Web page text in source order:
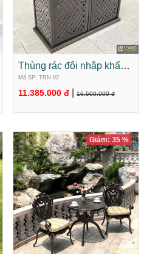
Thùng rác đôi nhập khẩu
hợp kim nhôm đúc cao
cấp TRN-02
Mã SP: TRN-02
11.385.000 đ 16.500.000 đ
Giảm: 35 %